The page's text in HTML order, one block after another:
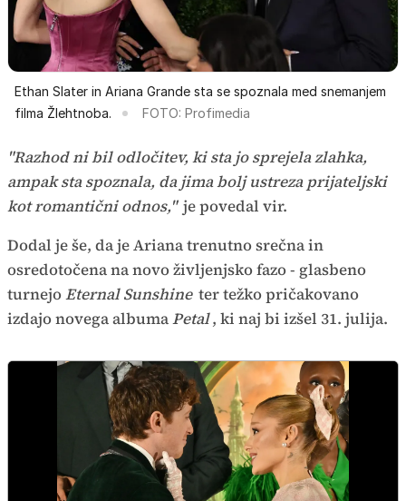
Ethan Slater in Ariana Grande sta se spoznala med snemanjem
filma Žlehtnoba.
FOTO: Profimedia
"Razhod ni bil odločitev, ki sta jo sprejela zlahka,
ampak sta spoznala, da jima bolj ustreza prijateljski
kot romantični odnos," je povedal vir.
Dodal je še, da je Ariana trenutno srečna in
osredotočena na novo življenjsko fazo - glasbeno
turnejoEternal Sunshine ter težko pričakovano
izdajo novega albumaPetal, ki naj bi izšel 31. julija.